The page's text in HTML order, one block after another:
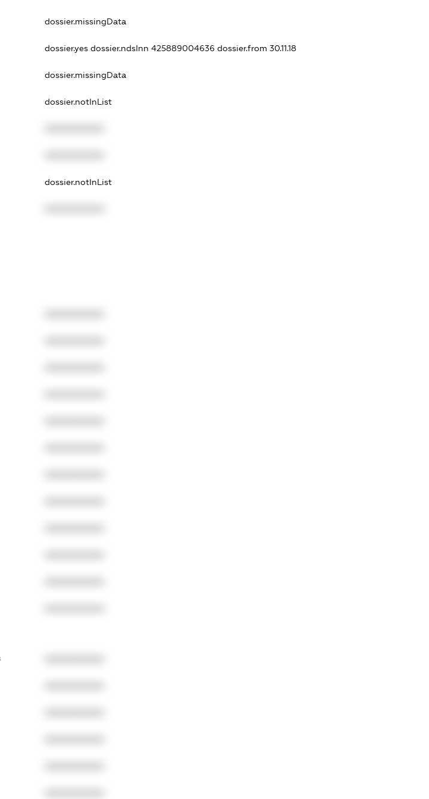
dossier.missingData
dossier.yes dossier.ndsInn 425889004636 dossier.from 30.11.18
dossier.missingData
dossier.notInList
dossier.notInList